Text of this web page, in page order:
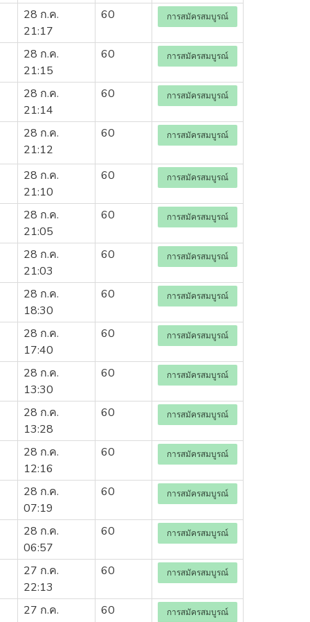
28 ก.ค.
21:17
60 การสมัครสมบูรณ์
28 ก.ค.
21:15
60 การสมัครสมบูรณ์
28 ก.ค.
21:14
60 การสมัครสมบูรณ์
28 ก.ค.
21:12
60 การสมัครสมบูรณ์
28 ก.ค.
21:10
60 การสมัครสมบูรณ์
28 ก.ค.
21:05
60 การสมัครสมบูรณ์
28 ก.ค.
21:03
60 การสมัครสมบูรณ์
28 ก.ค.
18:30
60 การสมัครสมบูรณ์
28 ก.ค.
17:40
60 การสมัครสมบูรณ์
28 ก.ค.
13:30
60 การสมัครสมบูรณ์
28 ก.ค.
13:28
60 การสมัครสมบูรณ์
28 ก.ค.
12:16
60 การสมัครสมบูรณ์
28 ก.ค.
07:19
60 การสมัครสมบูรณ์
28 ก.ค.
06:57
60 การสมัครสมบูรณ์
27 ก.ค.
22:13
60 การสมัครสมบูรณ์
27 ก.ค.
60 การสมัครสมบูรณ์